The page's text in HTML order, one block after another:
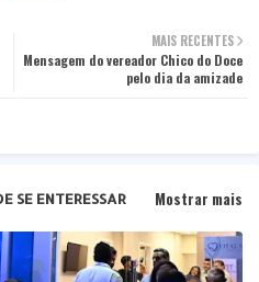
tsa
MAIS RECENTES
Mensagem do vereador Chico do Doce
pelo dia da amizade
SE ENTERESSAR Mostrar mais